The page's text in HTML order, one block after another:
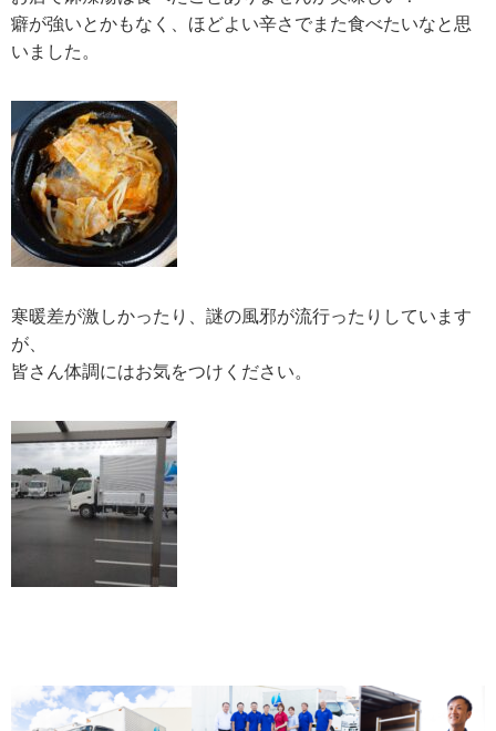
癖が強いとかもなく、ほどよい辛さでまた食べたいなと思
いました。
寒暖差が激しかったり、謎の風邪が流行ったりしています
が、
皆さん体調にはお気をつけください。